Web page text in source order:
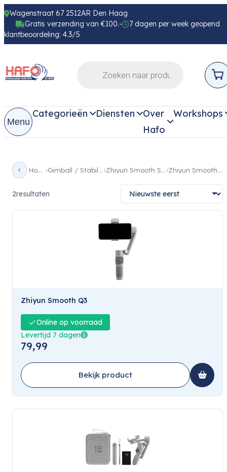
Wagenstraat 67 2512AR Den Haag
Gratis verzending van €100.-
7 dagen per week geopend
klantbeoordeling: 4.3/5
Menu
Categorieën Diensten
Over
Hafo
Workshops
Home Gimball / Stabilizer Zhiyun Smooth Serie Zhiyun Smooth Q3
2resultaten
Zhiyun Smooth Q3
Online op voorraad
Levertijd 7 dagen
79,99
Bekijk product